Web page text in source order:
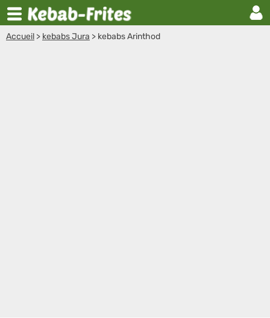
Accueil > kebabs Jura > kebabs Arinthod